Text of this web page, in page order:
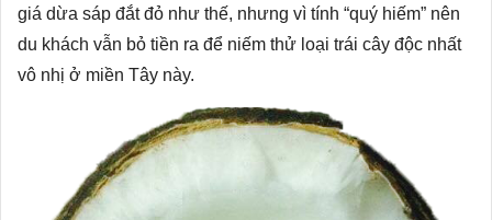
giá dừa sáp đắt đỏ như thế, nhưng vì tính “quý hiếm” nên
du khách vẫn bỏ tiền ra để niếm thử loại trái cây độc nhất
vô nhị ở miền Tây này.